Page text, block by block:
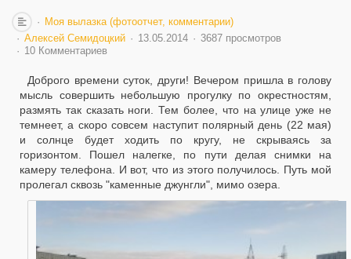
Моя вылазка (фотоотчет, комментарии)
Алексей Семидоцкий
13.05.2014
3687 просмотров
10 Комментариев
Доброго времени суток, други! Вечером пришла в голову
мысль совершить небольшую прогулку по окрестностям,
размять так сказать ноги. Тем более, что на улице уже не
темнеет, а скоро совсем наступит полярный день (22 мая)
и солнце будет ходить по кругу, не скрываясь за
горизонтом. Пошел налегке, по пути делая снимки на
камеру телефона. И вот, что из этого получилось. Путь мой
пролегал сквозь "каменные джунгли", мимо озера.